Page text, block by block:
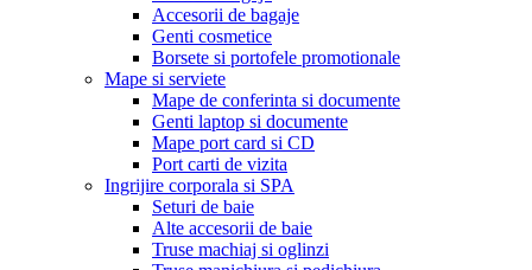
Accesorii de bagaje
Genti cosmetice
Borsete si portofele promotionale
Mape si serviete
Mape de conferinta si documente
Genti laptop si documente
Mape port card si CD
Port carti de vizita
Ingrijire corporala si SPA
Seturi de baie
Alte accesorii de baie
Truse machiaj si oglinzi